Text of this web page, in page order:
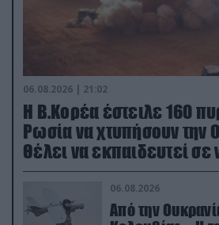
06.08.2026 | 21:02
Η Β.Κορέα έστειλε 160
Ρωσία να χτυπήσουν την
Θέλει να εκπαιδευτεί
06.08.2026
Από την